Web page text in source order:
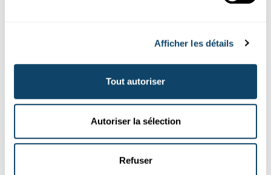
Afficher les détails
Tout autoriser
Autoriser la sélection
Refuser
EXPÉRIENCE
Bois l'eau des arbres
évaporent 200 fois plus d'eau. Il est possible de récupérer...